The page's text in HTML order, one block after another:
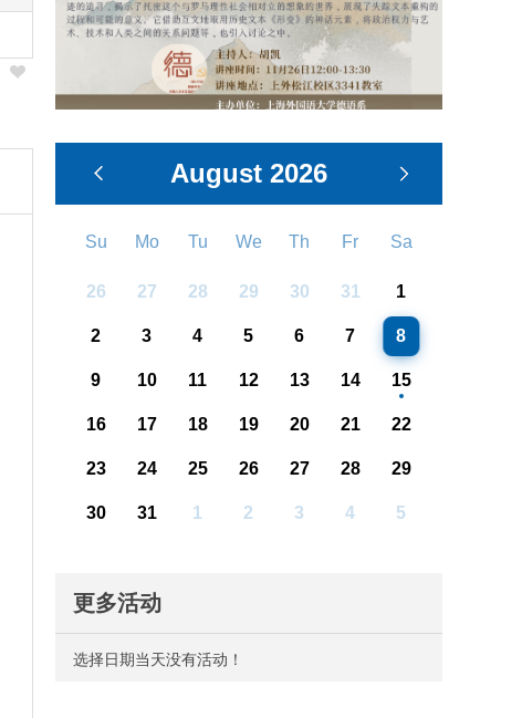
August 2026
Su Mo Tu We Th Fr Sa
26 27 28 29 30 31 1
2 3 4 5 6 7 8
9 10 11 12 13 14 15
16 17 18 19 20 21 22
23 24 25 26 27 28 29
30 31 1 2 3 4 5
更多活动
选择日期当天没有活动！